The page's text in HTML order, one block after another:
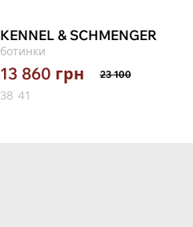
KENNEL & SCHMENGER
ботинки
13 860 грн 23 100
38 41